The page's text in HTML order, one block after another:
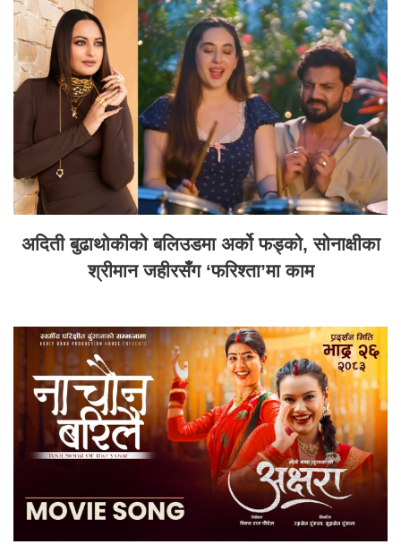
अदिती बुढाथोकीको बलिउडमा अर्को फड्को, सोनाक्षीका
श्रीमान जहीरसँग ‘फरिश्ता’मा काम